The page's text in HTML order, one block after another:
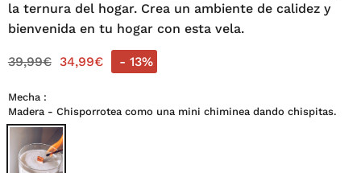
la ternura del hogar. Crea un ambiente de calidez y
bienvenida en tu hogar con esta vela.
39,99€ 34,99€ - 13%
Mecha
Madera - Chisporrotea como una mini chiminea dando chispitas.